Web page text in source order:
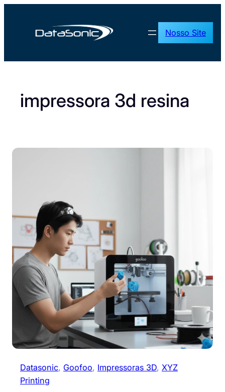
Nosso Site
impressora 3d resina
Datasonic, Goofoo, Impressoras 3D, XYZ
Printing